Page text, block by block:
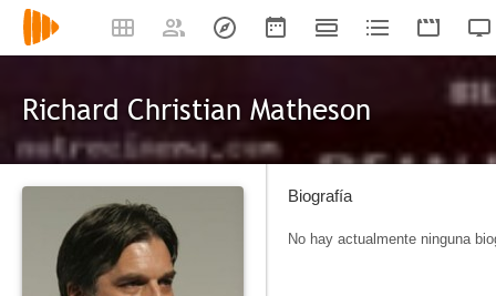
Richard Christian Matheson
Biografía
No hay actualmente ninguna